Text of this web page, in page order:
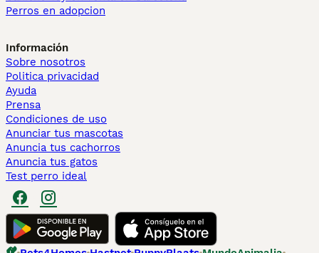
Perros en adopcion
Información
Sobre nosotros
Politica privacidad
Ayuda
Prensa
Condiciones de uso
Anunciar tus mascotas
Anuncia tus cachorros
Anuncia tus gatos
Test perro ideal